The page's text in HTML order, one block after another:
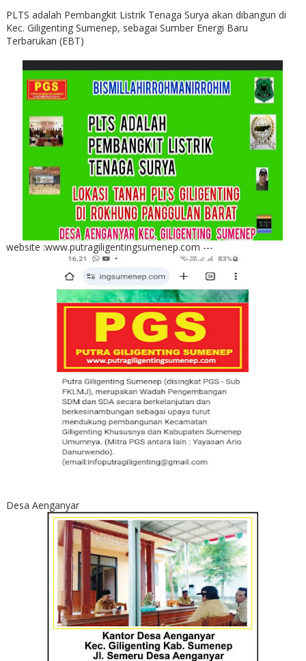
PLTS adalah Pembangkit Listrik Tenaga Surya akan dibangun di
Kec. Giligenting Sumenep, sebagai Sumber Energi Baru
Terbarukan (EBT)
website :www.putragiligentingsumenep.com ---
Desa Aenganyar